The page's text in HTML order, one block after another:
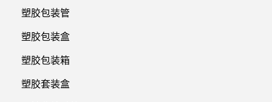
塑胶包装管
塑胶包装盒
塑胶包装箱
塑胶套装盒